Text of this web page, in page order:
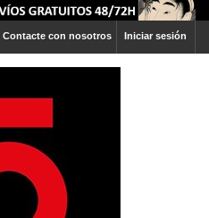
Iniciar sesión
Contacte con nosotros